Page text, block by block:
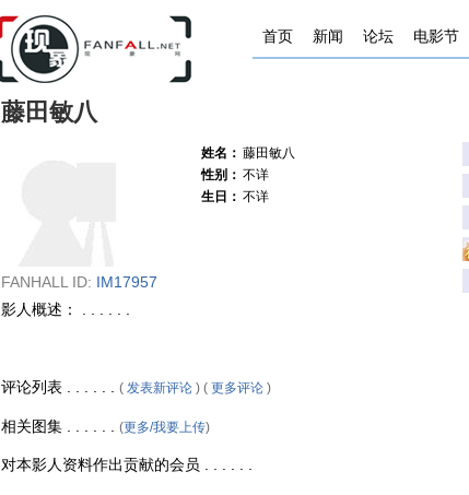
首页 新闻 论坛 电影节
藤田敏八
FANHALL ID: IM17957
姓名： 藤田敏八
性别： 不详
生日： 不详
影人概述： . . . . . .
评论列表 . . . . . . ( 发表新评论 ) ( 更多评论 )
相关图集 . . . . . . (更多/我要上传)
对本影人资料作出贡献的会员 . . . . . .